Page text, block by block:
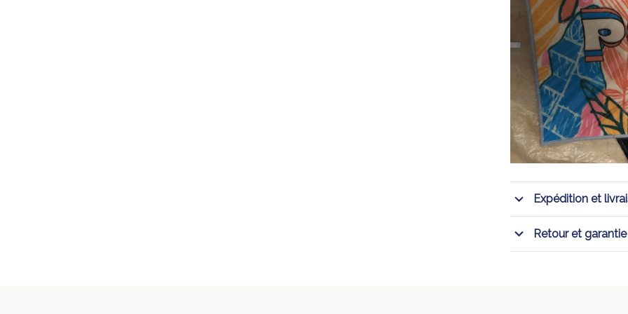
Expédition et
Retour et garantie